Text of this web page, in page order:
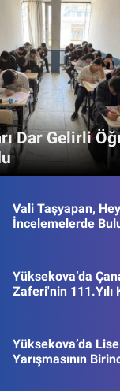
Dar Gelirli
Vali Taşyapan,
İncelemelerde
Yüksekova’da
Zaferi'nin 111.Yılı
Yüksekova’da
Yarışmasının